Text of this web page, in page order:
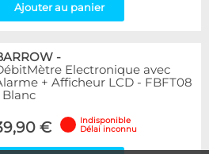
Ajouter au panier
-
Electronique avec
+ Afficheur LCD - FBFT08
Blanc
€
Indisponible
Délai inconnu